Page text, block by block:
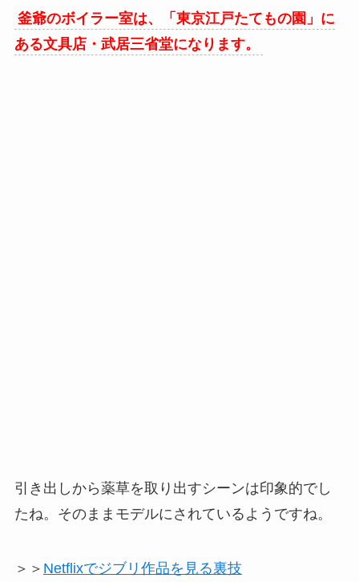
釜爺のボイラー室は、「東京江戸たてもの園」に
ある文具店・武居三省堂になります。
引き出しから薬草を取り出すシーンは印象的でし
たね。そのままモデルにされているようですね。
＞＞ Netflixでジブリ作品を見る裏技